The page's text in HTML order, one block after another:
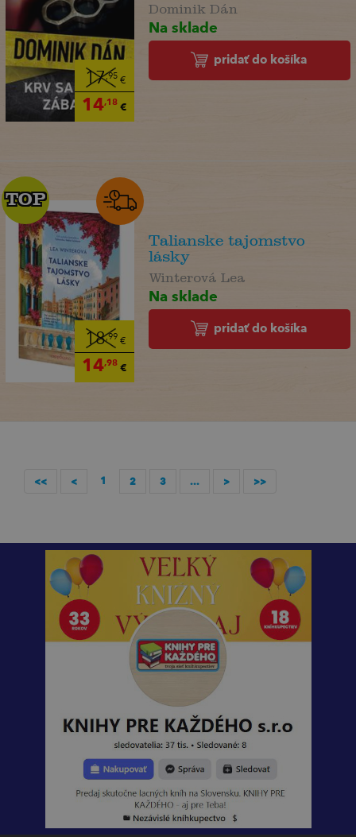
17,95€
14,18€
Dominik Dán
Na sklade
pridať do košíka
18,99 €
14,98€
TOP
TOP
Talianske tajomstvo
lásky
Winterová Lea
Na sklade
pridať do košíka
<< < 1 2 3 ... > >>